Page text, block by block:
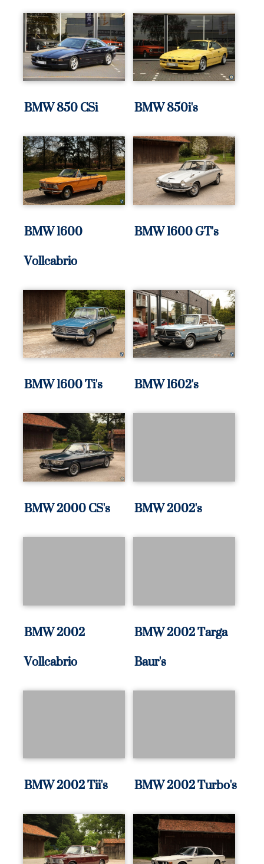
BMW 850 CSi BMW 850i's
BMW 1600
Vollcabrio
BMW 1600 GT's
BMW 1600 Ti's BMW 1602's
BMW 2000 CS's BMW 2002's
BMW 2002
Vollcabrio
BMW 2002 Targa
Baur's
BMW 2002 Tii's BMW 2002 Turbo's